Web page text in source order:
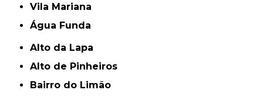
Vila Mariana
Água Funda
Alto da Lapa
Alto de Pinheiros
Bairro do Limão